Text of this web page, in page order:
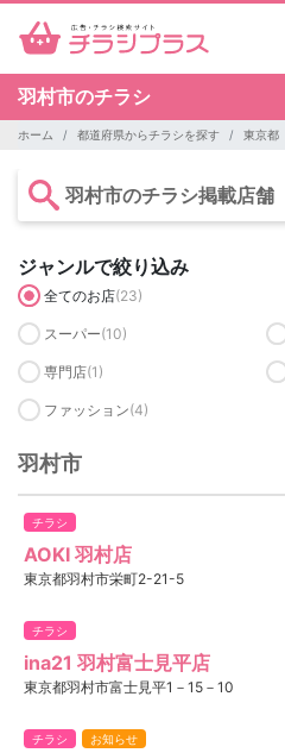
羽村市のチラシ
ホーム 都道府県からチラシを探す 東京都
羽村市のチラシ掲載店舗
ジャンルで絞り込み
全てのお店(23)
スーパー(10)
専門店(1)
ファッション(4)
羽村市
チラシ
AOKI 羽村店
東京都羽村市栄町2-21-5
チラシ
ina21 羽村富士見平店
東京都羽村市富士見平1－15－10
チラシ お知らせ